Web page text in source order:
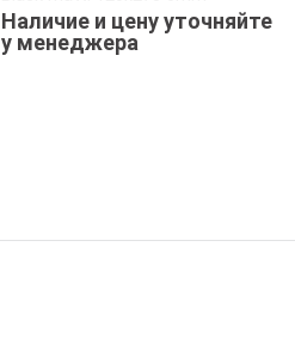
Наличие и цену уточняйте
у менеджера